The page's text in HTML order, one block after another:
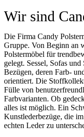
Wir sind
Die Firma Candy
Gruppe. Von Beginn an
Polstermöbel für
gelegt. Sessel, Sofas
Bezügen, deren Farb-
orientiert. Die
Fülle von
Farbvarianten. Ob
alles ist möglich. Ein
Kunstlederbezüge, die
echten Leder zu